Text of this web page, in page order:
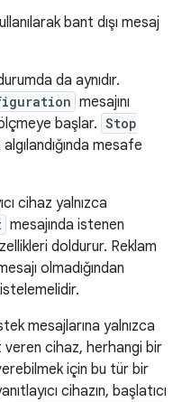
bant dışı mesaj
da aynıdır.
mesajını
başlar. Stop
algılandığında mesafe
cihaz yalnızca
mesajında istenen
doldurur. Reklam
olmadığından
mesajlarına yalnızca
veren cihaz, herhangi bir
için bu tür bir
cihazın, başlatıcı